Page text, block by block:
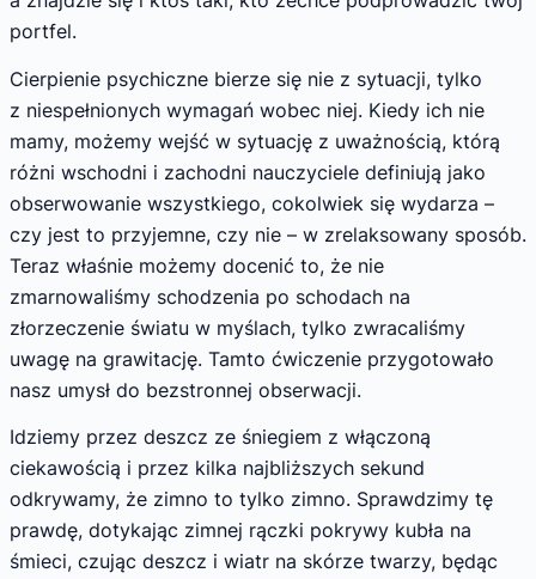
portfel.
Cierpienie psychiczne bierze się nie z sytuacji, tylko
z niespełnionych wymagań wobec niej. Kiedy ich nie
mamy, możemy wejść w sytuację z uważnością, którą
różni wschodni i zachodni nauczyciele definiują jako
obserwowanie wszystkiego, cokolwiek się wydarza –
czy jest to przyjemne, czy nie – w zrelaksowany sposób.
Teraz właśnie możemy docenić to, że nie
zmarnowaliśmy schodzenia po schodach na
złorzeczenie światu w myślach, tylko zwracaliśmy
uwagę na grawitację. Tamto ćwiczenie przygotowało
nasz umysł do bezstronnej obserwacji.
Idziemy przez deszcz ze śniegiem z włączoną
ciekawością i przez kilka najbliższych sekund
odkrywamy, że zimno to tylko zimno. Sprawdzimy tę
prawdę, dotykając zimnej rączki pokrywy kubła na
śmieci, czując deszcz i wiatr na skórze twarzy, będąc